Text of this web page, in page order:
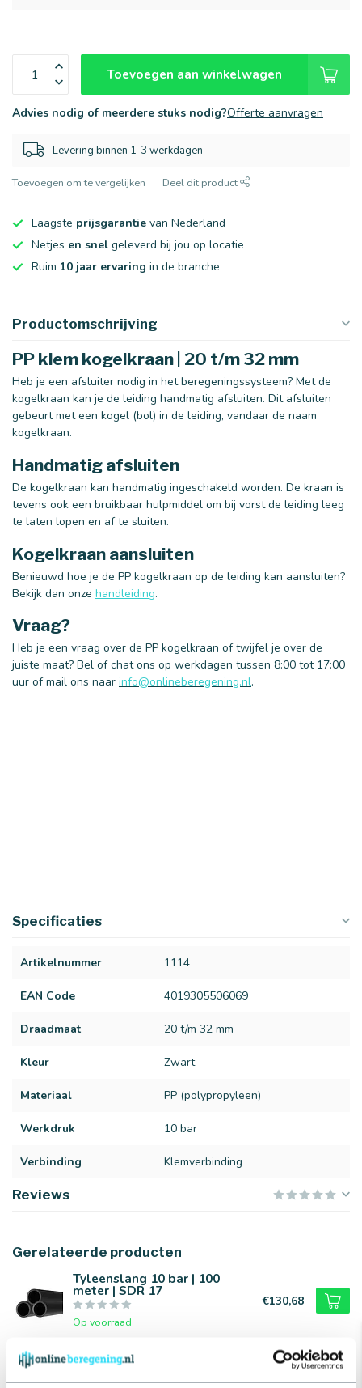
Toevoegen aan winkelwagen
Advies nodig of meerdere stuks nodig?Offerte aanvragen
Levering binnen 1-3 werkdagen
Toevoegen om te vergelijken Deel dit product
Laagste prijsgarantie van Nederland
Netjes en snel geleverd bij jou op locatie
Ruim 10 jaar ervaring in de branche
Productomschrijving
PP klem kogelkraan | 20 t/m 32 mm
Heb je een afsluiter nodig in het beregeningssysteem? Met de
kogelkraan kan je de leiding handmatig afsluiten. Dit afsluiten
gebeurt met een kogel (bol) in de leiding, vandaar de naam
kogelkraan.
Handmatig afsluiten
De kogelkraan kan handmatig ingeschakeld worden. De kraan is
tevens ook een bruikbaar hulpmiddel om bij vorst de leiding leeg
te laten lopen en af te sluiten.
Kogelkraan aansluiten
Benieuwd hoe je de PP kogelkraan op de leiding kan aansluiten?
Bekijk dan onze handleiding.
Vraag?
Heb je een vraag over de PP kogelkraan of twijfel je over de
juiste maat? Bel of chat ons op werkdagen tussen 8:00 tot 17:00
uur of mail ons naar info@onlineberegening.nl.
Specificaties
Artikelnummer 1114
EAN Code 4019305506069
Draadmaat 20 t/m 32 mm
Kleur Zwart
Materiaal PP (polypropyleen)
Werkdruk 10 bar
Verbinding Klemverbinding
Reviews
Gerelateerde producten
Tyleenslang 10 bar | 100
meter | SDR 17
Op voorraad
€130,68
Tyleenslang | 50 meter | SDR
€84,00